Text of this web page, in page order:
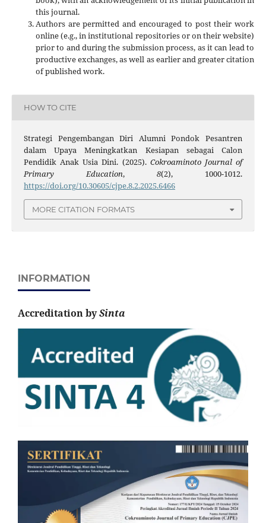
this journal.
Authors are permitted and encouraged to post their work
online (e.g., in institutional repositories or on their website)
prior to and during the submission process, as it can lead to
productive exchanges, as well as earlier and greater citation
of published work.
HOW TO CITE
Strategi Pengembangan Diri Alumni Pondok Pesantren
dalam Upaya Meningkatkan Kesiapan sebagai Calon
Pendidik Anak Usia Dini. (2025). Cokroaminoto Journal of
Primary Education,8(2), 1000-1012.
https://doi.org/10.30605/cjpe.8.2.2025.6466
MORE CITATION FORMATS
INFORMATION
Accreditation bySinta